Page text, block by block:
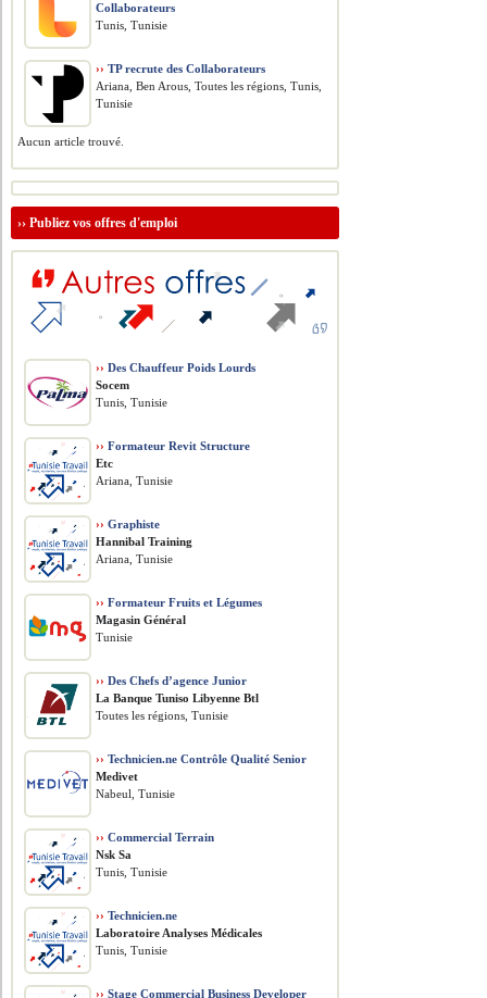
Collaborateurs
Tunis, Tunisie
›› TP recrute des Collaborateurs
Ariana, Ben Arous, Toutes les régions, Tunis,
Tunisie
Aucun article trouvé.
››Publiez vos offres d'emploi
›› Des Chauffeur Poids Lourds
Socem
Tunis, Tunisie
›› Formateur Revit Structure
Etc
Ariana, Tunisie
›› Graphiste
Hannibal Training
Ariana, Tunisie
›› Formateur Fruits et Légumes
Magasin Général
Tunisie
›› Des Chefs d’agence Junior
La Banque Tuniso Libyenne Btl
Toutes les régions, Tunisie
›› Technicien.ne Contrôle Qualité Senior
Medivet
Nabeul, Tunisie
›› Commercial Terrain
Nsk Sa
Tunis, Tunisie
›› Technicien.ne
Laboratoire Analyses Médicales
Tunis, Tunisie
›› Stage Commercial Business Developer